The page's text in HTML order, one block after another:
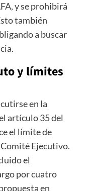
y se prohibirá
también
a buscar
y límites
en la
artículo 35 del
el límite de
Ejecutivo.
el
por cuatro
en